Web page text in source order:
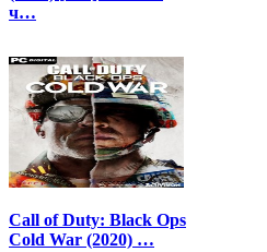
ч…
Call of Duty: Black Ops
Cold War (2020) …